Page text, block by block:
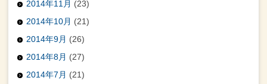
2014年11月 (23)
2014年10月 (21)
2014年9月 (26)
2014年8月 (27)
2014年7月 (21)